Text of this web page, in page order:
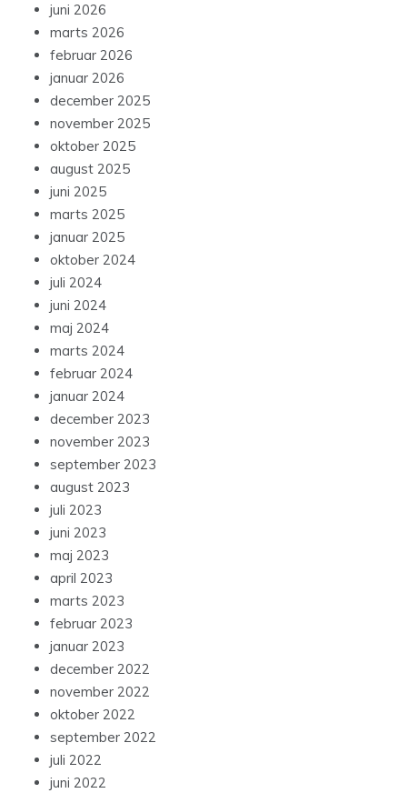
juni 2026
marts 2026
februar 2026
januar 2026
december 2025
november 2025
oktober 2025
august 2025
juni 2025
marts 2025
januar 2025
oktober 2024
juli 2024
juni 2024
maj 2024
marts 2024
februar 2024
januar 2024
december 2023
november 2023
september 2023
august 2023
juli 2023
juni 2023
maj 2023
april 2023
marts 2023
februar 2023
januar 2023
december 2022
november 2022
oktober 2022
september 2022
juli 2022
juni 2022